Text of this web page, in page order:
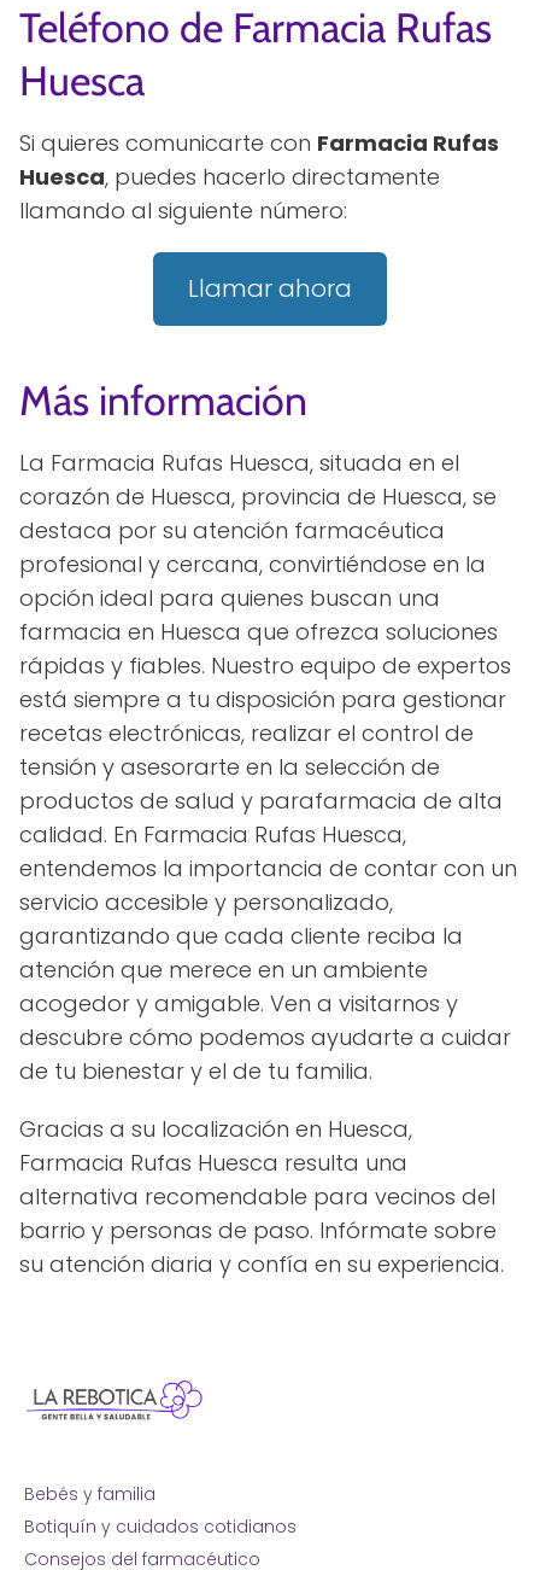
Teléfono de Farmacia Rufas
Huesca
Si quieres comunicarte con Farmacia Rufas
Huesca, puedes hacerlo directamente
llamando al siguiente número:
Llamar ahora
Más información
La Farmacia Rufas Huesca, situada en el
corazón de Huesca, provincia de Huesca, se
destaca por su atención farmacéutica
profesional y cercana, convirtiéndose en la
opción ideal para quienes buscan una
farmacia en Huesca que ofrezca soluciones
rápidas y fiables. Nuestro equipo de expertos
está siempre a tu disposición para gestionar
recetas electrónicas, realizar el control de
tensión y asesorarte en la selección de
productos de salud y parafarmacia de alta
calidad. En Farmacia Rufas Huesca,
entendemos la importancia de contar con un
servicio accesible y personalizado,
garantizando que cada cliente reciba la
atención que merece en un ambiente
acogedor y amigable. Ven a visitarnos y
descubre cómo podemos ayudarte a cuidar
de tu bienestar y el de tu familia.
Gracias a su localización en Huesca,
Farmacia Rufas Huesca resulta una
alternativa recomendable para vecinos del
barrio y personas de paso. Infórmate sobre
su atención diaria y confía en su experiencia.
Bebés y familia
Botiquín y cuidados cotidianos
Consejos del farmacéutico